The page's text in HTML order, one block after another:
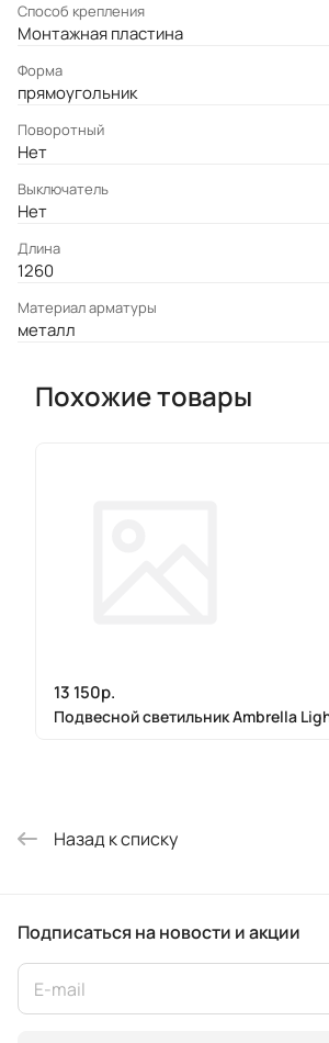
Cпособ крепления
Монтажная пластина
Форма
прямоугольник
Поворотный
Нет
Выключатель
Нет
Длина
1260
Материал арматуры
металл
Похожие товары
13 150р.
Подвесной светильник Ambrella
Назад к списку
Подписаться на новости и акции